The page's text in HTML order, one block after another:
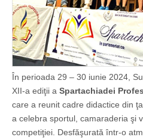
În perioada 29 – 30 iunie 2024,
XII-a ediţii a Spartachiadei
care a reunit cadre didactice din
a celebra sportul, camaraderia şi
competiţiei. Desfăşurată într-o